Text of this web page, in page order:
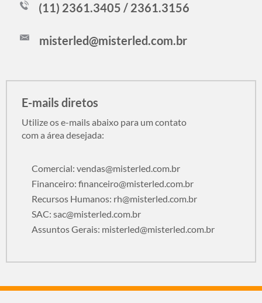
(11) 2361.3405 / 2361.3156
misterled@misterled.com.br
E-mails diretos
Utilize os e-mails abaixo para um contato
com a área desejada:
Comercial: vendas@misterled.com.br
Financeiro: financeiro@misterled.com.br
Recursos Humanos: rh@misterled.com.br
SAC: sac@misterled.com.br
Assuntos Gerais: misterled@misterled.com.br